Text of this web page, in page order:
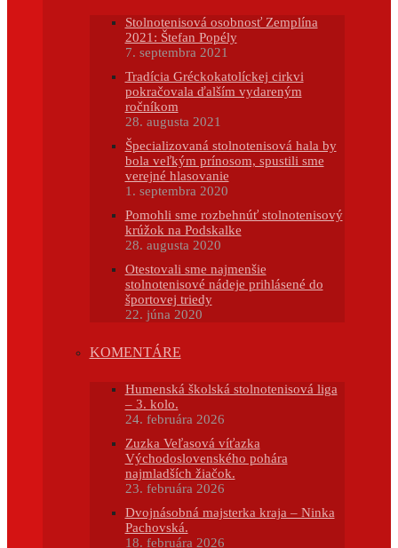
Stolnotenisová osobnosť Zemplína
2021: Štefan Popély
7. septembra 2021
Tradícia Gréckokatolíckej cirkvi
pokračovala ďalším vydareným
ročníkom
28. augusta 2021
Špecializovaná stolnotenisová hala by
bola veľkým prínosom, spustili sme
verejné hlasovanie
1. septembra 2020
Pomohli sme rozbehnúť stolnotenisový
krúžok na Podskalke
28. augusta 2020
Otestovali sme najmenšie
stolnotenisové nádeje prihlásené do
športovej triedy
22. júna 2020
KOMENTÁRE
Humenská školská stolnotenisová liga
– 3. kolo.
24. februára 2026
Zuzka Veľasová víťazka
Východoslovenského pohára
najmladších žiačok.
23. februára 2026
Dvojnásobná majsterka kraja – Ninka
Pachovská.
18. februára 2026